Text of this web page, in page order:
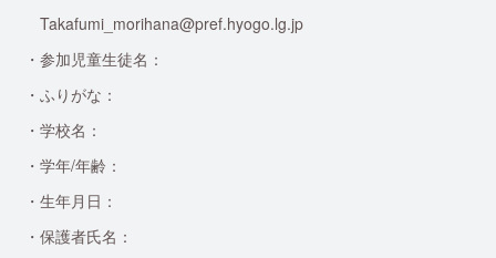
Takafumi_morihana@pref.hyogo.lg.jp
・参加児童生徒名：
・ふりがな：
・学校名：
・学年/年齢：
・生年月日：
・保護者氏名：